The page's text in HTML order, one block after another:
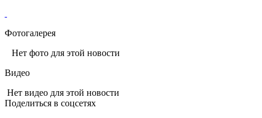
Фотогалерея
Нет фото для этой новости
Видео
Нет видео для этой новости
Поделиться в соцсетях